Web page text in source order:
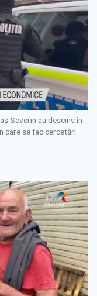
Severin au descins în
care se fac cercetări